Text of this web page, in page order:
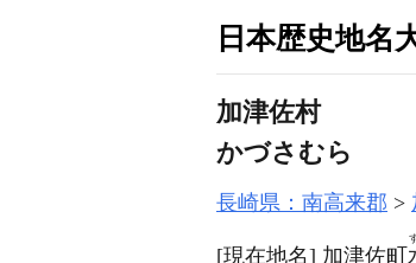
日本歴史地名
加津佐村
かづさむら
長崎県：南高来郡
[現在地名] 加津佐町